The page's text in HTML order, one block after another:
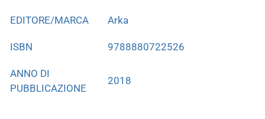
EDITORE/MARCA Arka
ISBN 9788880722526
ANNO DI
PUBBLICAZIONE
2018